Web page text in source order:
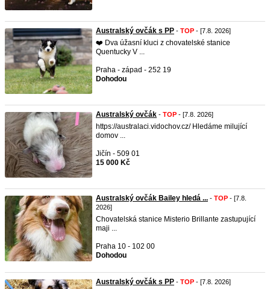
Australský ovčák s PP - TOP - [7.8. 2026]
❤️ Dva úžasní kluci z chovatelské stanice
Quentucky V ...
Praha - západ - 252 19
Dohodou
Australský ovčák - TOP - [7.8. 2026]
https://australaci.vidochov.cz/ Hledáme milující
domov ...
Jičín - 509 01
15 000 Kč
Australský ovčák Bailey hledá ... - TOP - [7.8.
2026]
Chovatelská stanice Misterio Brillante zastupující
maji ...
Praha 10 - 102 00
Dohodou
Australský ovčák s PP - TOP - [7.8. 2026]